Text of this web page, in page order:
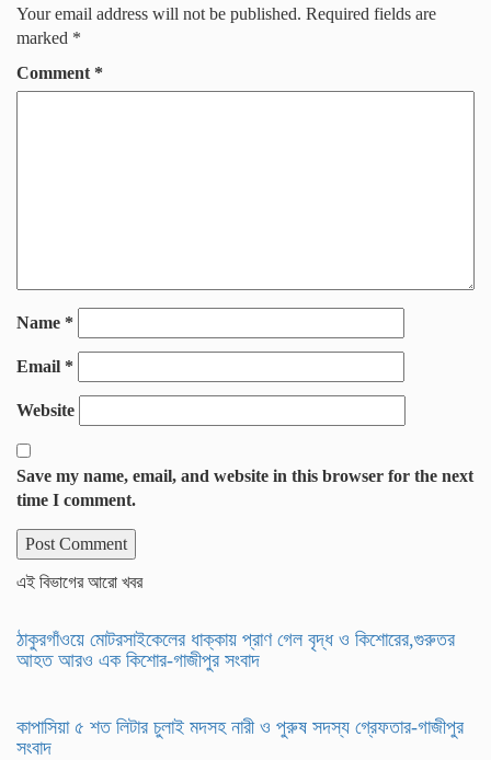
Your email address will not be published. Required fields are
marked *
Comment *
Name *
Email *
Website
Save my name, email, and website in this browser for the next
time I comment.
এই বিভাগের আরো খবর
ঠাকুরগাঁওয়ে মোটরসাইকেলের ধাক্কায় প্রাণ গেল বৃদ্ধ ও কিশোরের,গুরুতর
আহত আরও এক কিশোর-গাজীপুর সংবাদ
কাপাসিয়া ৫ শত লিটার চুলাই মদসহ নারী ও পুরুষ সদস্য গ্রেফতার-গাজীপুর
সংবাদ